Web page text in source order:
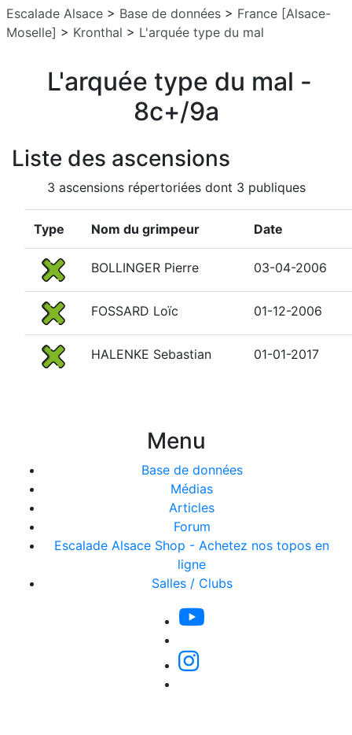
Escalade Alsace > Base de données > France [Alsace-
Moselle] > Kronthal > L'arquée type du mal
L'arquée type du mal -
8c+/9a
Liste des ascensions
3 ascensions répertoriées dont 3 publiques
Type Nom du grimpeur Date
BOLLINGER Pierre 03-04-2006
FOSSARD Loïc 01-12-2006
HALENKE Sebastian 01-01-2017
Menu
Base de données
Médias
Articles
Forum
Escalade Alsace Shop - Achetez nos topos en
ligne
Salles / Clubs